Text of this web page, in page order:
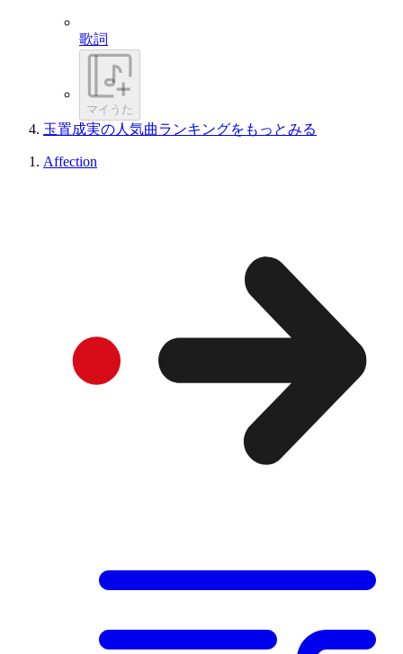
歌詞
マイうた
玉置成実の人気曲ランキングをもっとみる
Affection